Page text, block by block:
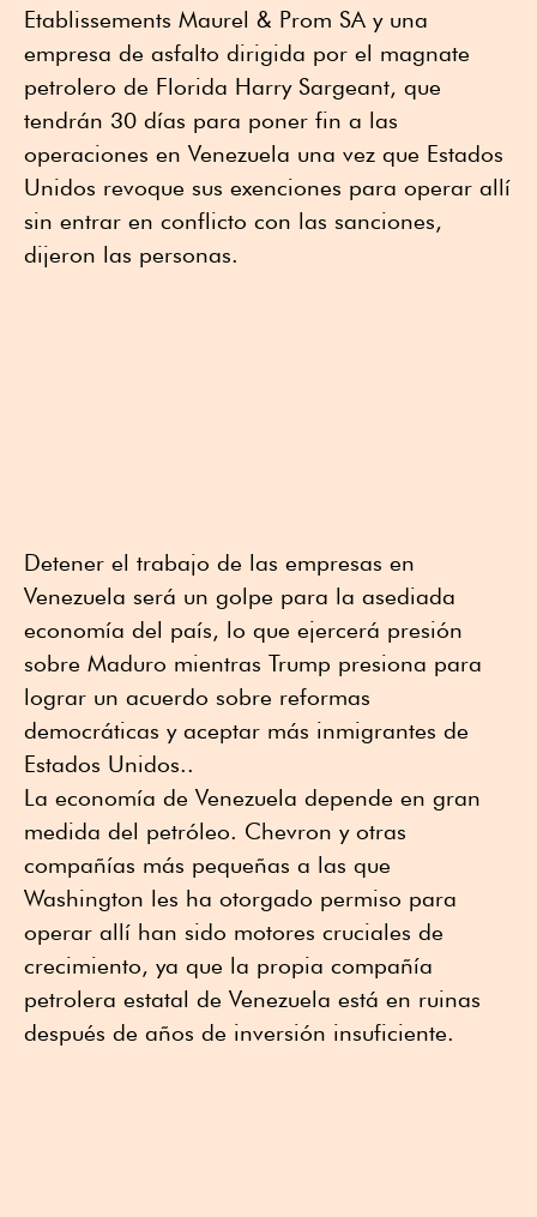
Etablissements Maurel & Prom SA y una
empresa de asfalto dirigida por el magnate
petrolero de Florida Harry Sargeant, que
tendrán 30 días para poner fin a las
operaciones en Venezuela una vez que Estados
Unidos revoque sus exenciones para operar allí
sin entrar en conflicto con las sanciones,
dijeron las personas.
Detener el trabajo de las empresas en
Venezuela será un golpe para la asediada
economía del país, lo que ejercerá presión
sobre Maduro mientras Trump presiona para
lograr un acuerdo sobre reformas
democráticas y aceptar más inmigrantes de
Estados Unidos..
La economía de Venezuela depende en gran
medida del petróleo. Chevron y otras
compañías más pequeñas a las que
Washington les ha otorgado permiso para
operar allí han sido motores cruciales de
crecimiento, ya que la propia compañía
petrolera estatal de Venezuela está en ruinas
después de años de inversión insuficiente.